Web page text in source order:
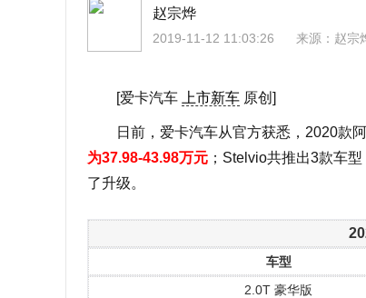
赵宗烨
2019-11-12 11:03:26 来源： 赵宗
[爱卡汽车 上市新车 原创]
日前，爱卡汽车从官方获悉，2020款阿
为37.98-43.98万元 ；Stelvio共推出3款车型
了升级。
车型
2.0T 豪华版